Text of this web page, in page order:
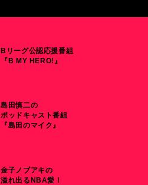
Bリーグ公認応援番組
『B MY HERO!』
島田慎二の
ポッドキャスト番組
『島田のマイク』
金子ノブアキの
溢れ出るNBA愛！